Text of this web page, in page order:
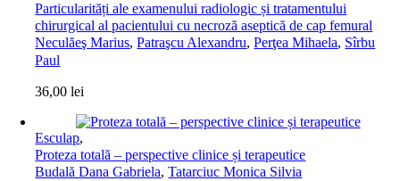
Particularități ale examenului radiologic și tratamentului
chirurgical al pacientului cu necroză aseptică de cap femural
Neculăeş Marius,Patraşcu Alexandru,Perţea Mihaela, Sîrbu
Paul
36,00lei
Esculap,
Proteza totală – perspective clinice și terapeutice
Budală Dana Gabriela,Tatarciuc Monica Silvia